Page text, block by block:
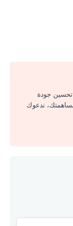
تحسين جودة
مساهمتك، ندعوك